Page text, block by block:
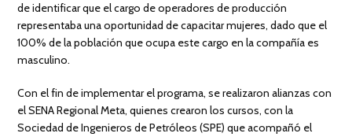
de identificar que el cargo de operadores de producción
representaba una oportunidad de capacitar mujeres, dado que el
100% de la población que ocupa este cargo en la compañía es
masculino.
Con el fin de implementar el programa, se realizaron alianzas con
el SENA Regional Meta, quienes crearon los cursos, con la
Sociedad de Ingenieros de Petróleos (SPE) que acompañó el